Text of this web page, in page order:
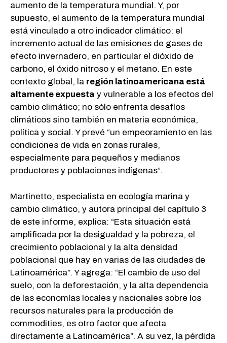
aumento de la temperatura mundial. Y, por
supuesto, el aumento de la temperatura mundial
está vinculado a otro indicador climático: el
incremento actual de las emisiones de gases de
efecto invernadero, en particular el dióxido de
carbono, el óxido nitroso y el metano. En este
contexto global, la región latinoamericana está
altamente expuesta y vulnerable a los efectos del
cambio climático; no sólo enfrenta desafíos
climáticos sino también en materia económica,
política y social. Y prevé “un empeoramiento en las
condiciones de vida en zonas rurales,
especialmente para pequeños y medianos
productores y poblaciones indígenas”.
Martinetto, especialista en ecología marina y
cambio climático, y autora principal del capítulo 3
de este informe, explica: “Esta situación está
amplificada por la desigualdad y la pobreza, el
crecimiento poblacional y la alta densidad
poblacional que hay en varias de las ciudades de
Latinoamérica”. Y agrega: “El cambio de uso del
suelo, con la deforestación, y la alta dependencia
de las economías locales y nacionales sobre los
recursos naturales para la producción de
commodities, es otro factor que afecta
directamente a Latinoamérica”. A su vez, la pérdida